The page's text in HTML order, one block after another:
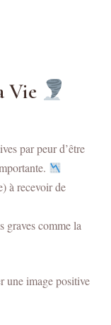
Vie
par peur d’être
à recevoir de
graves comme la
une image positive